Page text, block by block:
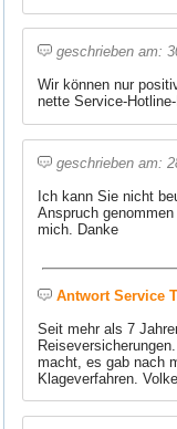
geschrieben am:
Wir können nur
nette Service-
geschrieben am:
Ich kann Sie nicht
Anspruch
mich. Danke
Antwort Service
Seit mehr als 7
macht, es gab nach
Klageverfahren.